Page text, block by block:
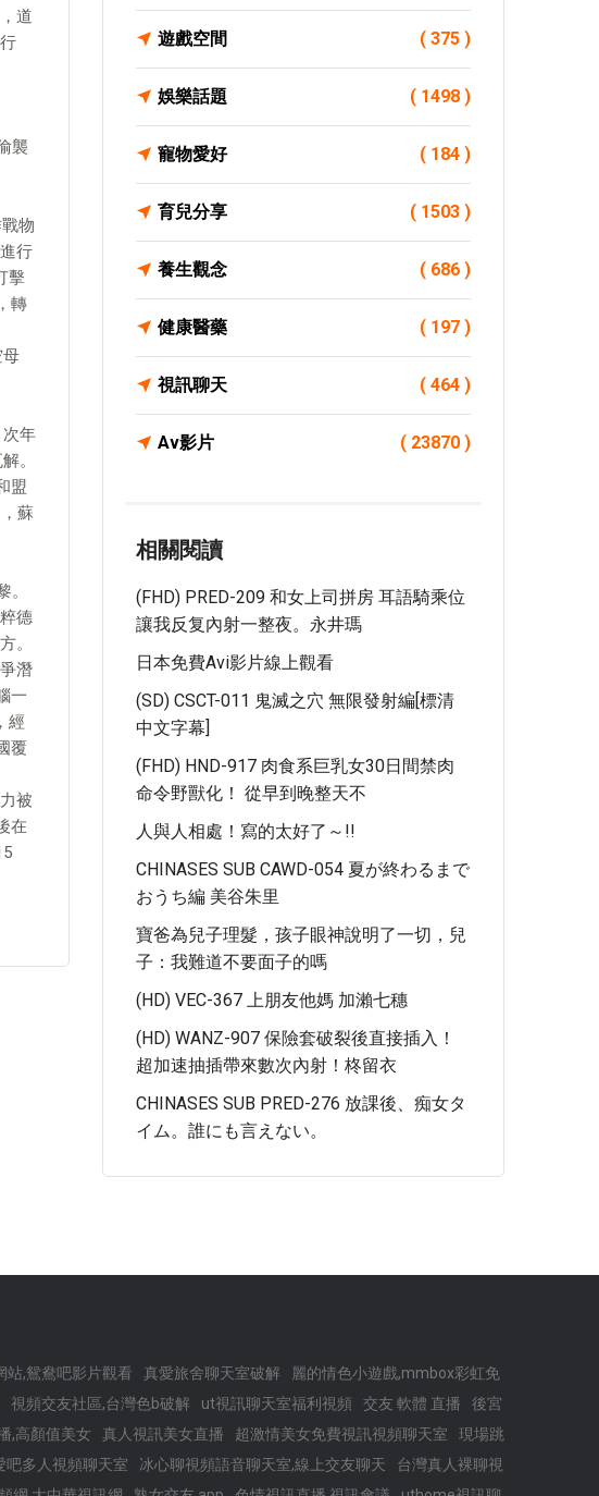
道
襲
物
行
擊
轉
母
年
。
盟
蘇
德
。
潛
一
經
覆
被
在
遊戲空間 ( 375 )
娛樂話題 ( 1498 )
寵物愛好 ( 184 )
育兒分享 ( 1503 )
養生觀念 ( 686 )
健康醫藥 ( 197 )
視訊聊天 ( 464 )
Av影片 ( 23870 )
相關閱讀
(FHD) PRED-209 和女上司拼房 耳語騎乘位
讓我反复內射一整夜。永井瑪
日本免費avi影片線上觀看
(SD) CSCT-011 鬼滅之穴 無限發射編[標清
中文字幕]
(FHD) HND-917 肉食系巨乳女30日間禁肉
命令野獸化！ 從早到晚整天不
人與人相處！寫的太好了～!!
CHINASES SUB CAWD-054 夏が終わるまで
おうち編 美谷朱里
寶爸為兒子理髮，孩子眼神說明了一切，兒
子：我難道不要面子的嗎
(HD) VEC-367 上朋友他媽 加瀨七穗
(HD) WANZ-907 保險套破裂後直接插入！
超加速抽插帶來數次內射！柊留衣
CHINASES SUB PRED-276 放課後、痴女タ
イム。誰にも言えない。
站,鴛鴦吧影片觀看 真愛旅舍聊天室破解
麗的情色小遊戲,mmbox彩虹免
視頻交友社區,台灣色b破解 ut視訊聊天室福利視頻 交友 軟體 直播
後宮
,高顏值美女 真人視訊美女直播 超激情美女免費視訊視頻聊天室
現場跳
吧多人視頻聊天室 冰心聊視頻語音聊天室,線上交友聊天
台灣真人裸聊視